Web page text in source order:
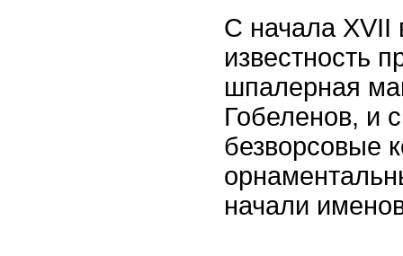
С начала
известность
шпалерная
Гобеленов, и
безворсовые
начали